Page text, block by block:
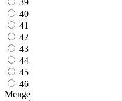
40
41
42
43
44
45
46
Menge